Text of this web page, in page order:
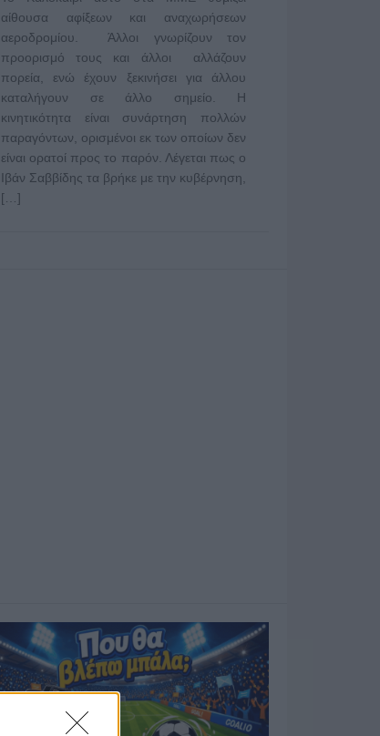
αίθουσα αφίξεων και αναχωρήσεων
αεροδρομίου. Άλλοι γνωρίζουν τον
προορισμό τους και άλλοι αλλάζουν
πορεία, ενώ έχουν ξεκινήσει για άλλου
καταλήγουν σε άλλο σημείο. Η
κινητικότητα είναι συνάρτηση πολλών
παραγόντων, ορισμένοι εκ των οποίων δεν
είναι ορατοί προς το παρόν. Λέγεται πως ο
Ιβάν Σαββίδης τα βρήκε με την κυβέρνηση,
[…]